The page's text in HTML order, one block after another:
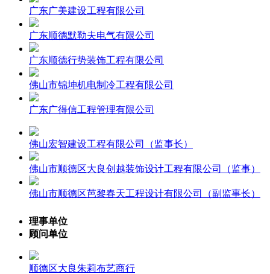
广东广美建设工程有限公司
广东顺德默勒夫电气有限公司
广东顺德行势装饰工程有限公司
佛山市锦坤机电制冷工程有限公司
广东广得信工程管理有限公司
佛山宏智建设工程有限公司（监事长）
佛山市顺德区大良创越装饰设计工程有限公司（监事）
佛山市顺德区芭黎春天工程设计有限公司（副监事长）
理事单位
顾问单位
顺德区大良朱莉布艺商行